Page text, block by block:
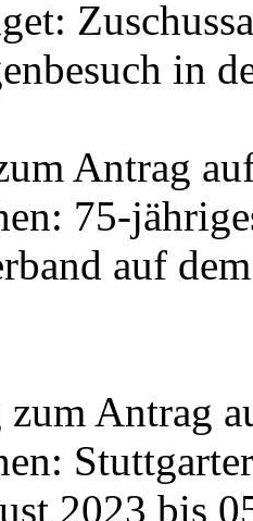
in
Antrag
75-
auf
zum Antrag
2023 bis